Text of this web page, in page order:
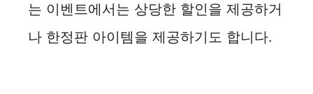
는 이벤트에서는 상당한 할인을 제공하거
나 한정판 아이템을 제공하기도 합니다.